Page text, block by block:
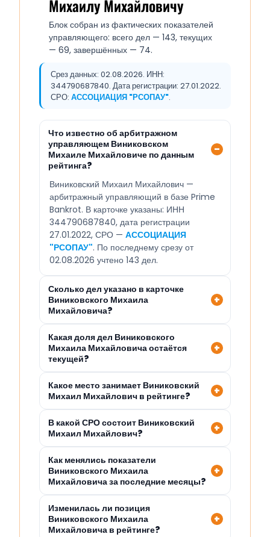
Михаилу Михайловичу
Блок собран из фактических показателей
управляющего: всего дел — 143, текущих
— 69, завершённых — 74.
Срез данных: 02.08.2026. ИНН:
344790687840. Дата регистрации: 27.01.2022.
СРО: АССОЦИАЦИЯ "РСОПАУ".
Что известно об арбитражном
управляющем Виниковском
Михаиле Михайловиче по данным
рейтинга?
Виниковский Михаил Михайлович —
арбитражный управляющий в базе Prime
Bankrot. В карточке указаны: ИНН
344790687840, дата регистрации
27.01.2022, СРО — АССОЦИАЦИЯ
"РСОПАУ". По последнему срезу от
02.08.2026 учтено 143 дел.
Сколько дел указано в карточке
Виниковского Михаила
Михайловича?
Какая доля дел Виниковского
Михаила Михайловича остаётся
текущей?
Какое место занимает Виниковский
Михаил Михайлович в рейтинге?
В какой СРО состоит Виниковский
Михаил Михайлович?
Как менялись показатели
Виниковского Михаила
Михайловича за последние месяцы?
Изменилась ли позиция
Виниковского Михаила
Михайловича в рейтинге?